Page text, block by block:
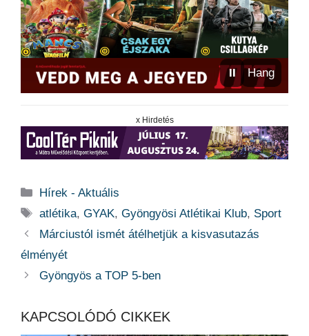
⏸ Hang
x Hirdetés
Kategória
Hírek - Aktuális
Címkék
atlétika,GYAK,Gyöngyösi Atlétikai Klub, Sport
Márciustól ismét átélhetjük a kisvasutazás
élményét
Gyöngyös a TOP 5-ben
KAPCSOLÓDÓ CIKKEK